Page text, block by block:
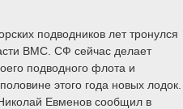
подводников лет тронулся
ВМС. СФ сейчас делает
подводного флота и
этого года новых лодок.
Евменов сообщил в